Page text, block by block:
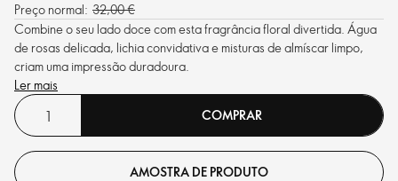
Preço normal: 32,00 €
Combine o seu lado doce com esta fragrância floral divertida. Água
de rosas delicada, lichia convidativa e misturas de almíscar limpo,
criam uma impressão duradoura.
Ler mais
COMPRAR
AMOSTRA DE PRODUTO